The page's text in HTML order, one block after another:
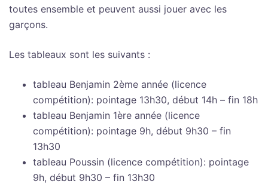
toutes ensemble et peuvent aussi jouer avec les
garçons.
Les tableaux sont les suivants :
tableau Benjamin 2ème année (licence
compétition): pointage 13h30, début 14h – fin 18h
tableau Benjamin 1ère année (licence
compétition): pointage 9h, début 9h30 – fin
13h30
tableau Poussin (licence compétition): pointage
9h, début 9h30 – fin 13h30